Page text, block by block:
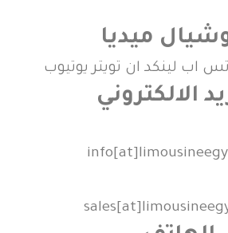
ميديا
اب لينكد ان تويتر يوتيوب
الالكتروني